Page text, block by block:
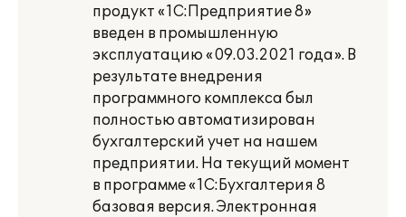
продукт «1С:Предприятие 8»
введен в промышленную
эксплуатацию «09.03.2021 года». В
результате внедрения
программного комплекса был
полностью автоматизирован
бухгалтерский учет на нашем
предприятии. На текущий момент
в программе «1С:Бухгалтерия 8
базовая версия. Электронная